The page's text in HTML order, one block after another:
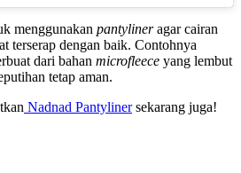
menggunakan pantylineragar cairan
terserap dengan baik. Contohnya
dari bahan microfleece yang lembut
tetap aman.
Nadnad Pantylinersekarang juga!